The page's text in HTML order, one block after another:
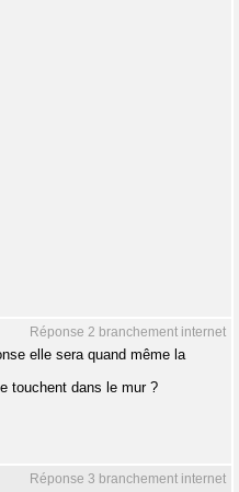
Réponse 2 branchement internet
elle sera quand même la
touchent dans le mur ?
Réponse 3 branchement internet